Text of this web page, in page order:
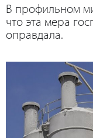
В профильном
что эта мера
оправдала.